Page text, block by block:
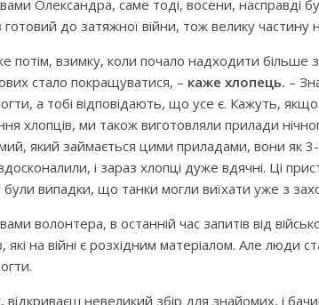
Олександра, саме тоді, восени, насправді
до затяжної війни, тож велику частину
потім, взимку, коли почало надходити більше
стало покращуватися, – каже хлопець. –
а тобі відповідають, що усе є. Кажуть,
хлопців, ми також виготовляли прилади
який займається цими приладами, вони як
і зараз хлопці дуже вдячні. Ці
випадки, що танки могли виїхати уже з
волонтера, в останній час запитів від
які на війні є розхідним матеріалом. Але люди
відкриваєш невеликий збір для знайомих, і